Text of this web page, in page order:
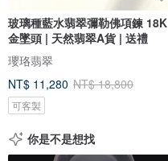
玻璃種藍水翡翠彌勒佛項鍊 18K
金墜頭 | 天然翡翠A貨 | 送禮
瓔珞翡翠
NT$ 11,280 NT$ 18,800
可客製
你是不是想找